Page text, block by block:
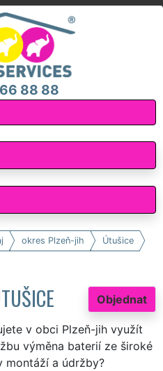
88 88
okres Plzeň-jih Útušice
Objednat
v obci Plzeň-jih využít
výměna baterií ze široké
montáží a údržby?